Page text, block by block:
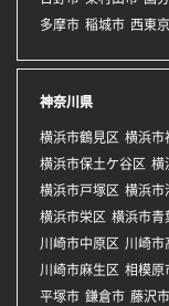
多摩市 稲城市 西東
神奈川県
横浜市鶴見区 横浜市
横浜市保土ケ谷区 横
横浜市戸塚区 横浜市
横浜市栄区 横浜市青
川崎市中原区 川崎市
川崎市麻生区 相模原
平塚市 鎌倉市 藤沢市